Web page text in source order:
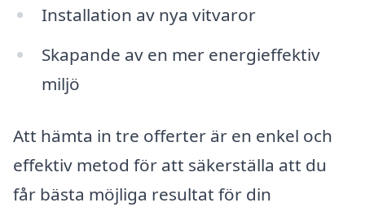
Installation av nya vitvaror
Skapande av en mer energieffektiv
miljö
Att hämta in tre offerter är en enkel och
effektiv metod för att säkerställa att du
får bästa möjliga resultat för din